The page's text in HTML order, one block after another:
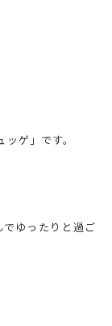
ゲ」です。
ゆったりと過ご